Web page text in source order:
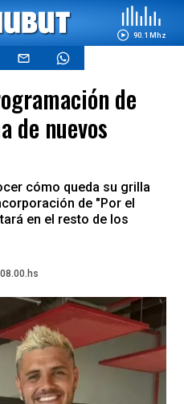
90.1 Mhz
de
de nuevos
cómo queda su grilla
de "Por el
en el resto de los